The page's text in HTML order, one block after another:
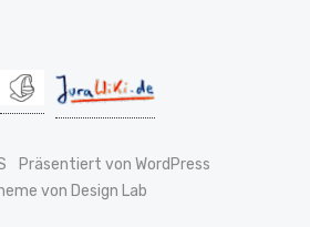
Präsentiert von WordPress
von Design Lab